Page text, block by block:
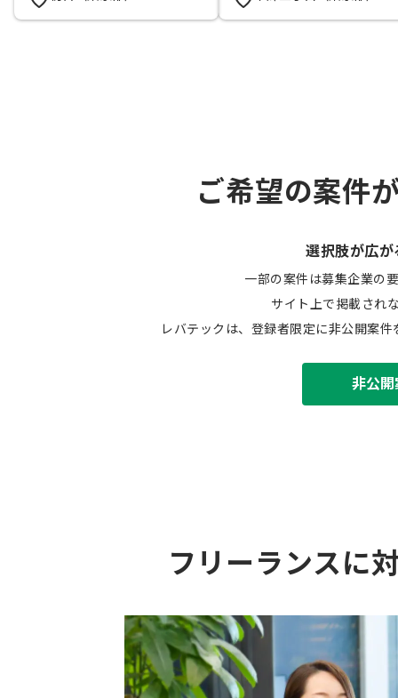
ご希望の案件
選択肢が広が
一部の案件は募集企業の
サイト上で掲載され
レバテックは、登録者限定に非公開案
非公
フリーランスに